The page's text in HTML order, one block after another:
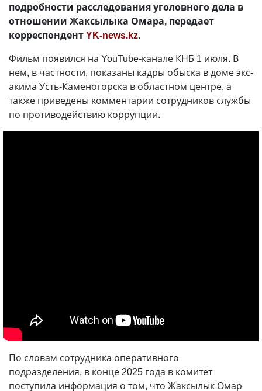
подробности расследования уголовного дела в
отношении Жаксылыка Омара, передает
корреспондентYK-news.kz.
Фильм появился на YouTube-канале КНБ 1 июля. В
нем, в частности, показаны кадры обыска в доме экс-
акима Усть-Каменогорска в областном центре, а
также приведены комментарии сотрудников службы
по противодействию коррупции.
По словам сотрудника оперативного
подразделения, в конце 2025 года в комитет
поступила информация о том, что Жаксылык Омар